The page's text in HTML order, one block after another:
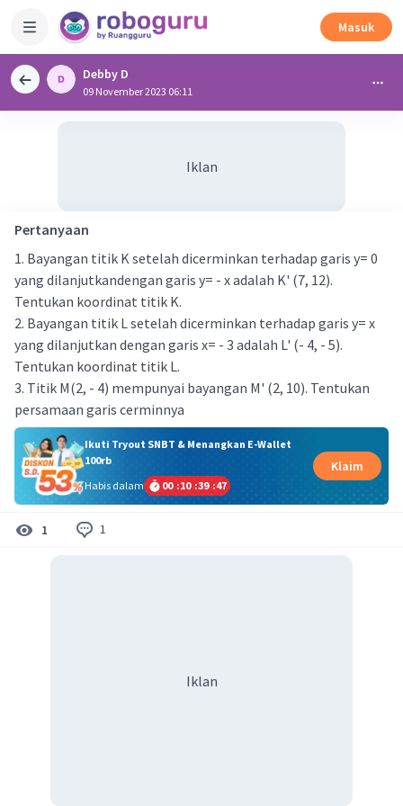
Masuk
Debby D
09 November 2023 06:11
Iklan
Pertanyaan
1. Bayangan titik K setelah dicerminkan terhadap garis y= 0
yang dilanjutkandengan garis y= - x adalah K' (7, 12).
Tentukan koordinat titik K.
2. Bayangan titik L setelah dicerminkan terhadap garis y= x
yang dilanjutkan dengan garis x= - 3 adalah L' (- 4, - 5).
Tentukan koordinat titik L.
3. Titik M(2, - 4) mempunyai bayangan M' (2, 10). Tentukan
persamaan garis cerminnya
Ikuti Tryout SNBT & Menangkan E-Wallet
100rb
Habis dalam
00 :10 :39 :47
Klaim
1 1
Iklan